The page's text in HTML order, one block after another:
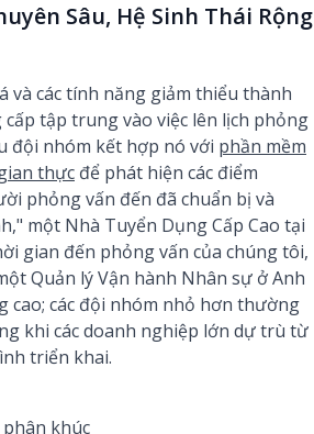
Sâu, Hệ Sinh Thái Rộng
và các tính năng giảm thiểu thành
cấp tập trung vào việc lên lịch phỏng
đội nhóm kết hợp nó với phần mềm
thực để phát hiện các điểm
phỏng vấn đến đã chuẩn bị và
một Nhà Tuyển Dụng Cấp Cao tại
gian đến phỏng vấn của chúng tôi,
Quản lý Vận hành Nhân sự ở Anh
cao; các đội nhóm nhỏ hơn thường
khi các doanh nghiệp lớn dự trù từ
triển khai.
khúc